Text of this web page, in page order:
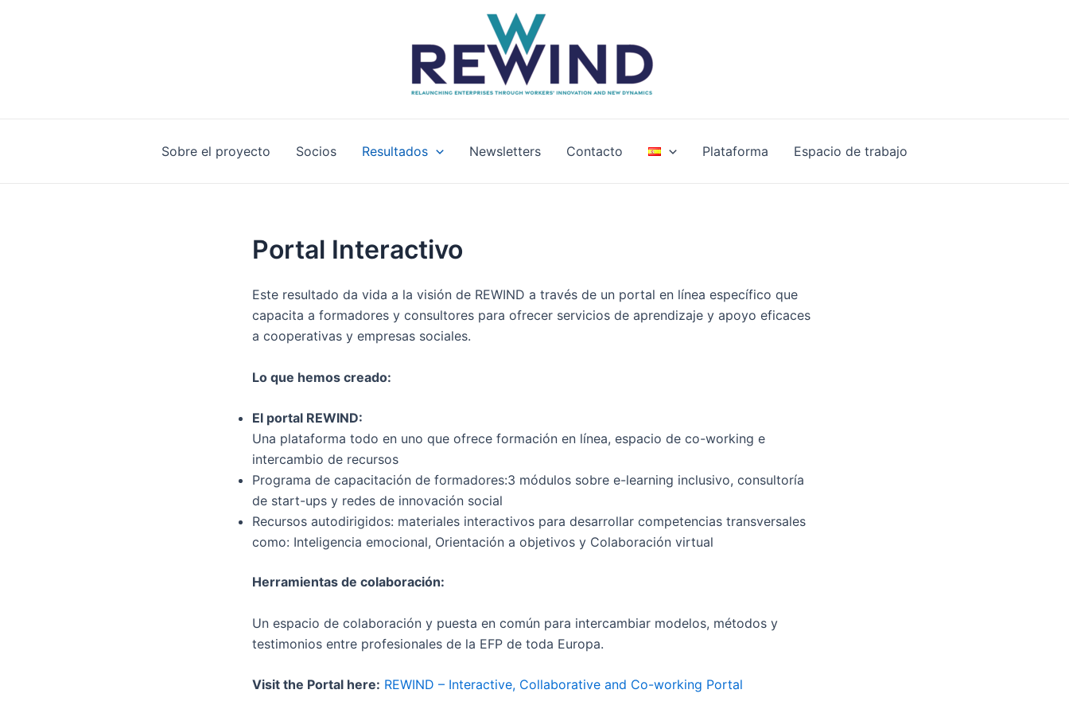
Sobre el proyecto Socios Resultados Newsletters Contacto Plataforma Espacio de trabajo
Portal Interactivo
Este resultado da vida a la visión de REWIND a través de un portal en línea específico que
capacita a formadores y consultores para ofrecer servicios de aprendizaje y apoyo eficaces
a cooperativas y empresas sociales.
Lo que hemos creado:
El portal REWIND:
Una plataforma todo en uno que ofrece formación en línea, espacio de co-working e
intercambio de recursos
Programa de capacitación de formadores:3 módulos sobre e-learning inclusivo, consultoría
de start-ups y redes de innovación social
Recursos autodirigidos: materiales interactivos para desarrollar competencias transversales
como: Inteligencia emocional, Orientación a objetivos y Colaboración virtual
Herramientas de colaboración:
Un espacio de colaboración y puesta en común para intercambiar modelos, métodos y
testimonios entre profesionales de la EFP de toda Europa.
Visit the Portal here: REWIND – Interactive, Collaborative and Co-working Portal